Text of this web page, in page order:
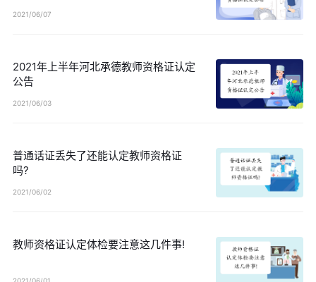
2021/06/07
2021年上半年河北承德教师资格证认定
公告
2021/06/03
普通话证丢失了还能认定教师资格证
吗?
2021/06/02
教师资格证认定体检要注意这几件事!